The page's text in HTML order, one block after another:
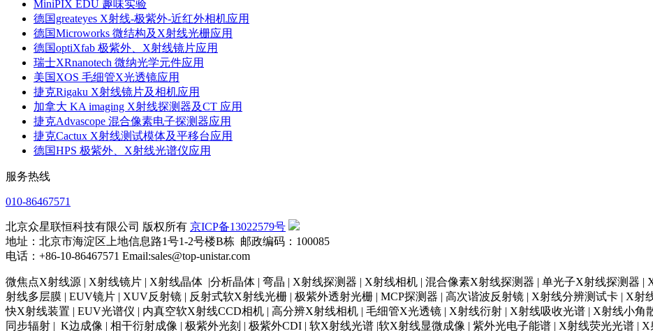
MiniPIX EDU 趣味实验
德国greateyes X射线-极紫外-近红外相机应用
德国Microworks 微结构及X射线光栅应用
德国optiXfab 极紫外、X射线镜片应用
瑞士XRnanotech 微纳光学元件应用
美国XOS 毛细管X光透镜应用
捷克Rigaku X射线镜片及相机应用
加拿大 KA imaging X射线探测器及CT 应用
捷克Advascope 混合像素电子探测器应用
捷克Cactux X射线测试模体及平移台应用
德国HPS 极紫外、X射线光谱仪应用
服务热线
010-86467571
北京众星联恒科技有限公司 版权所有 京ICP备13022579号
地址：北京市海淀区上地信息路1号1-2号楼B栋 邮政编码：100085
电话：+86-10-86467571 Email:sales@top-unistar.com
微焦点X射线源 | X射线镜片 | X射线晶体 |分析晶体 | 弯晶 | X射线探测器 | X射线相机 | 混合像素X射线探测器 | 单光子X射线探测器 |
射线多层膜 | EUV镜片 | XUV反射镜 | 反射式软X射线光栅 | 极紫外透射光栅 | MCP探测器 | 高次谐波反射镜 | X射线分辨测试卡 | X射
快X射线装置 | EUV光谱仪 | 内真空软X射线CCD相机 | 高分辨X射线相机 | 毛细管X光透镜 | X射线衍射 | X射线吸收光谱 | X射线小角
同步辐射 | K边成像 | 相干衍射成像 | 极紫外光刻 | 极紫外CDI | 软X射线光谱 |软X射线显微成像 | 紫外光电子能谱 | X射线荧光光谱 |